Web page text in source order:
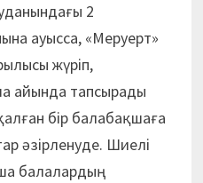
2
ауысса, «Меруерт»
жүріп,
айында тапсырады
бір балабақшаға
әзірленуде. Шиелі
балалардың